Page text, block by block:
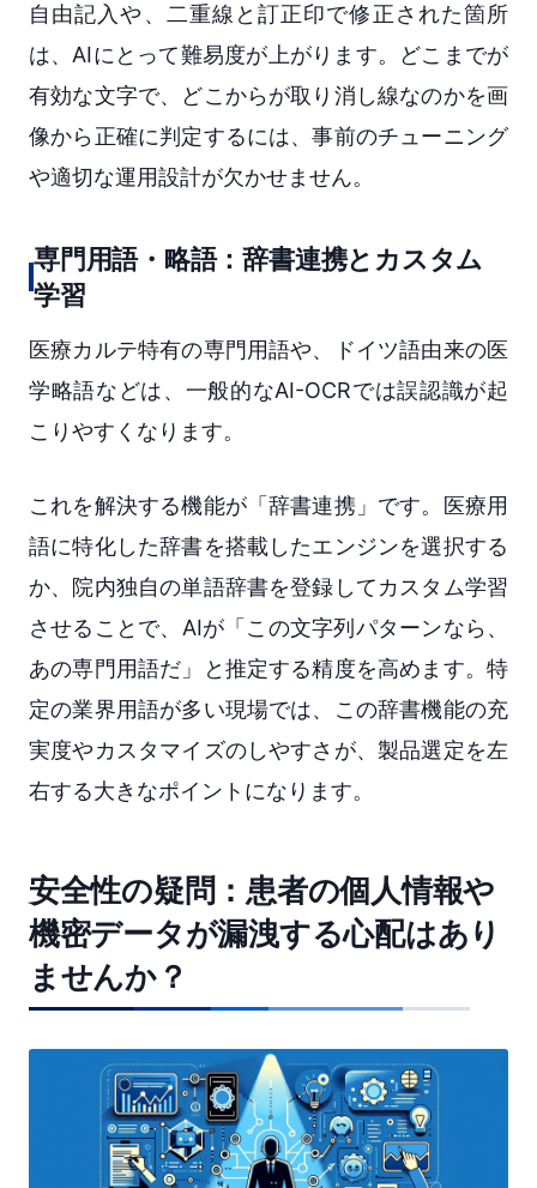
自由記入や、二重線と訂正印で修正された箇所
は、AIにとって難易度が上がります。どこまでが
有効な文字で、どこからが取り消し線なのかを画
像から正確に判定するには、事前のチューニング
や適切な運用設計が欠かせません。
専門用語・略語：辞書連携とカスタム
学習
医療カルテ特有の専門用語や、ドイツ語由来の医
学略語などは、一般的なAI-OCRでは誤認識が起
こりやすくなります。
これを解決する機能が「辞書連携」です。医療用
語に特化した辞書を搭載したエンジンを選択する
か、院内独自の単語辞書を登録してカスタム学習
させることで、AIが「この文字列パターンなら、
あの専門用語だ」と推定する精度を高めます。特
定の業界用語が多い現場では、この辞書機能の充
実度やカスタマイズのしやすさが、製品選定を左
右する大きなポイントになります。
安全性の疑問：患者の個人情報や
機密データが漏洩する心配はあり
ませんか？